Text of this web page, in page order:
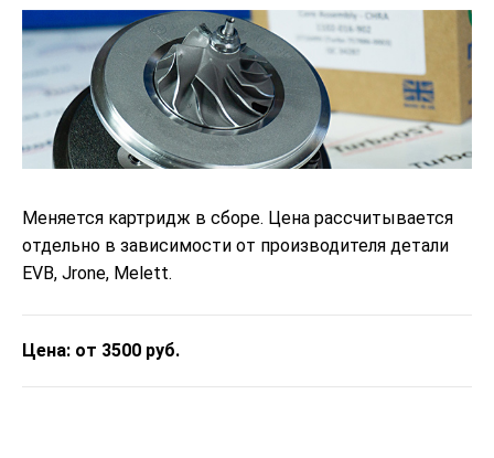
Меняется картридж в сборе. Цена рассчитывается
отдельно в зависимости от производителя детали
EVB, Jrone, Melett.
Цена: от 3500 руб.